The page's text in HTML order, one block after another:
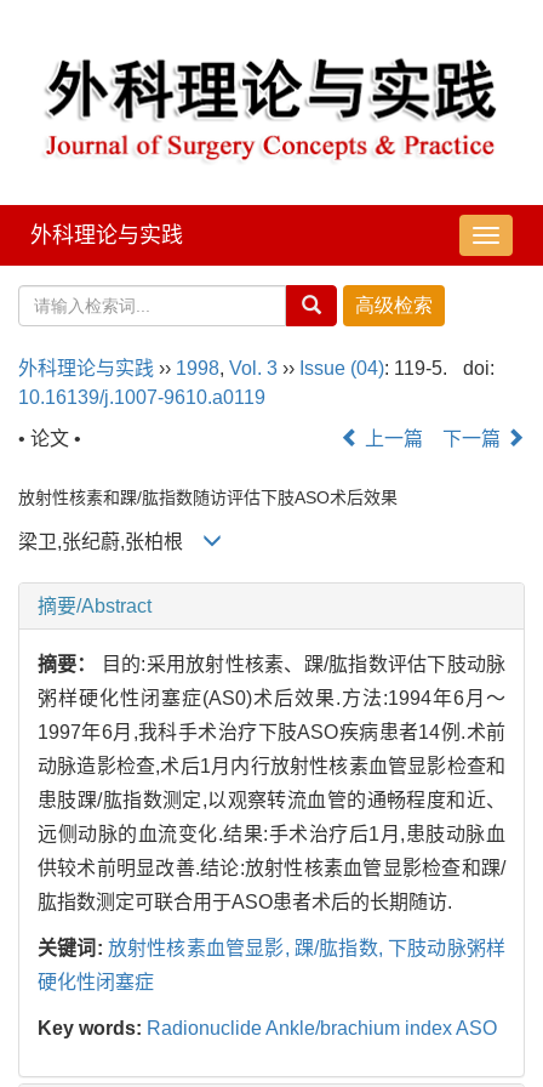
导
航
外科理论与实践
外科理论与实践 ›› 1998, Vol. 3 ›› Issue (04): 119-5.
doi:
10.16139/j.1007-9610.a0119
• 论文 •
上一篇 下一篇
放射性核素和踝/肱指数随访评估下肢ASO术后效果
梁卫,张纪蔚,张柏根
摘要/Abstract
摘要：
目的:采用放射性核素、踝/肱指数评估下肢动脉
粥样硬化性闭塞症(AS0)术后效果.方法:1994年6月～
1997年6月,我科手术治疗下肢ASO疾病患者14例.术前
动脉造影检查,术后1月内行放射性核素血管显影检查和
患肢踝/肱指数测定,以观察转流血管的通畅程度和近、
远侧动脉的血流变化.结果:手术治疗后1月,患肢动脉血
供较术前明显改善.结论:放射性核素血管显影检查和踝/
肱指数测定可联合用于ASO患者术后的长期随访.
关键词: 放射性核素血管显影, 踝/肱指数,下肢动脉粥样
硬化性闭塞症
Key words: Radionuclide Ankle/brachium index ASO